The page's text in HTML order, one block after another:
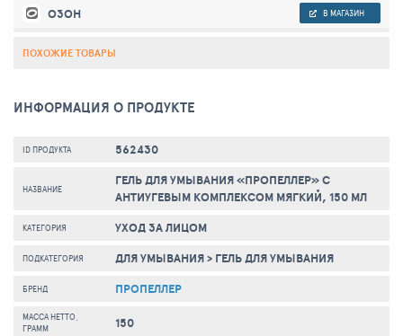
ОЗОН В МАГАЗИН
ПОХОЖИЕ ТОВАРЫ
ИНФОРМАЦИЯ О ПРОДУКТЕ
ID ПРОДУКТА 562430
НАЗВАНИЕ
ГЕЛЬ ДЛЯ УМЫВАНИЯ «ПРОПЕЛЛЕР» С
АНТИУГЕВЫМ КОМПЛЕКСОМ МЯГКИЙ, 150 МЛ
КАТЕГОРИЯ УХОД ЗА ЛИЦОМ
ПОДКАТЕГОРИЯ ДЛЯ УМЫВАНИЯ> ГЕЛЬ ДЛЯ УМЫВАНИЯ
БРЕНД ПРОПЕЛЛЕР
МАССА НЕТТО,
ГРАММ
150